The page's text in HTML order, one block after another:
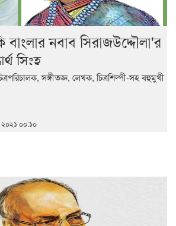
বাংলার নবাব সিরাজউদ্দৌলা'র
সিংহ
সঙ্গীতজ্ঞ, লেখক, চিত্রশিল্পী-সহ বহুমুখী
০০:১০